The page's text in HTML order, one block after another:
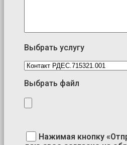
Выбрать услугу
Выбрать файл
Нажимая кнопку